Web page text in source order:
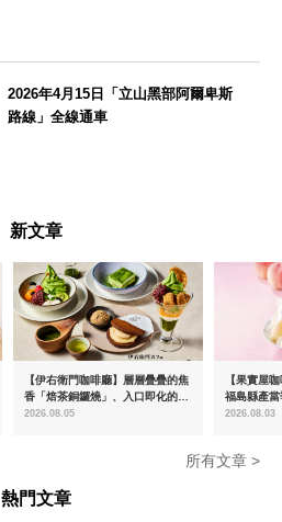
2026年4月15日「立山黑部阿爾卑斯
路線」全線通車
新文章
【伊右衛門咖啡廳】層層疊疊的焦
香「焙茶銅鑼燒」、入口即化的
「宇治抹茶提拉米蘇」全新登場
2026.08.05
【果實屋
福島縣產
2026.08.03
所有文章 >
熱門文章